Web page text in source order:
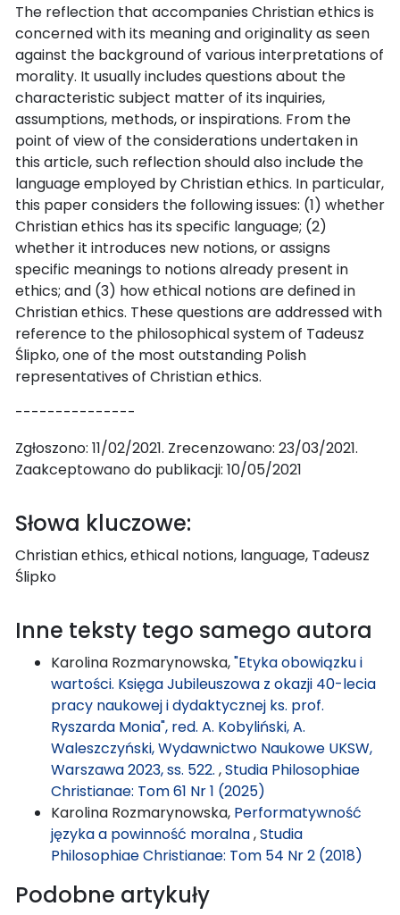
The reflection that accompanies Christian ethics is
concerned with its meaning and originality as seen
against the background of various interpretations of
morality. It usually includes questions about the
characteristic subject matter of its inquiries,
assumptions, methods, or inspirations. From the
point of view of the considerations undertaken in
this article, such reflection should also include the
language employed by Christian ethics. In particular,
this paper considers the following issues: (1) whether
Christian ethics has its specific language; (2)
whether it introduces new notions, or assigns
specific meanings to notions already present in
ethics; and (3) how ethical notions are defined in
Christian ethics. These questions are addressed with
reference to the philosophical system of Tadeusz
Ślipko, one of the most outstanding Polish
representatives of Christian ethics.
---------------
Zgłoszono: 11/02/2021. Zrecenzowano: 23/03/2021.
Zaakceptowano do publikacji: 10/05/2021
Słowa kluczowe:
Christian ethics, ethical notions, language, Tadeusz
Ślipko
Inne teksty tego samego autora
Karolina Rozmarynowska,"Etyka obowiązku i
wartości. Księga Jubileuszowa z okazji 40-lecia
pracy naukowej i dydaktycznej ks. prof.
Ryszarda Monia", red. A. Kobyliński, A.
Waleszczyński, Wydawnictwo Naukowe UKSW,
Warszawa 2023, ss. 522. ,Studia Philosophiae
Christianae: Tom 61 Nr 1 (2025)
Karolina Rozmarynowska, Performatywność
języka a powinność moralna,Studia
Philosophiae Christianae: Tom 54 Nr 2 (2018)
Podobne artykuły